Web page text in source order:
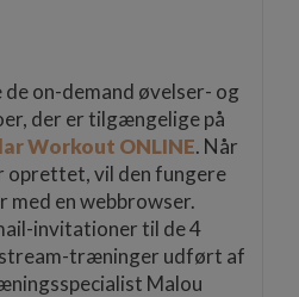
on-demand øvelser- og
der er tilgængelige på
Workout ONLINE. Når
oprettet, vil den fungere
med en webbrowser.
invitationer til de 4
træninger udført af
Malou